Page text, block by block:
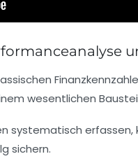
wesentlichen
systematisch
sichern.